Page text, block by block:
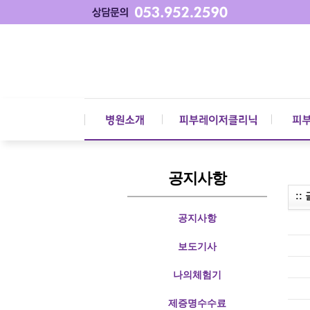
공지사항
공지사항
보도기사
나의체험기
제증명수수료
::